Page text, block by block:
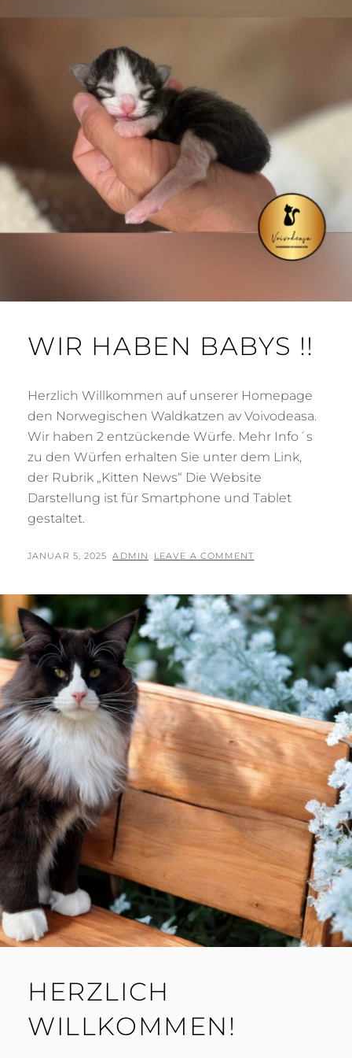
WIR HABEN BABYS !!
Herzlich Willkommen auf unserer Homepage
den Norwegischen Waldkatzen av Voivodeasa.
Wir haben 2 entzückende Würfe. Mehr Info´s
zu den Würfen erhalten Sie unter dem Link,
der Rubrik „Kitten News“ Die Website
Darstellung ist für Smartphone und Tablet
gestaltet.
POSTED
JANUAR 5, 2025 BY
ADMIN LEAVE A COMMENT
HERZLICH
WILLKOMMEN!